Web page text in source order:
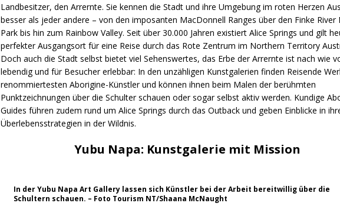
Landbesitzer, den Arrernte. Sie kennen die Stadt und ihre Umgebung im roten Herzen
besser als jeder andere – von den imposanten MacDonnell Ranges über den Finke River
Park bis hin zum Rainbow Valley. Seit über 30.000 Jahren existiert Alice Springs und gilt
perfekter Ausgangsort für eine Reise durch das Rote Zentrum im Northern Territory
Doch auch die Stadt selbst bietet viel Sehenswertes, das Erbe der Arrernte ist nach wie
lebendig und für Besucher erlebbar: In den unzähligen Kunstgalerien finden Reisende
renommiertesten Aborigine-Künstler und können ihnen beim Malen der berühmten
Punktzeichnungen über die Schulter schauen oder sogar selbst aktiv werden. Kundige
Guides führen zudem rund um Alice Springs durch das Outback und geben Einblicke in
Überlebensstrategien in der Wildnis.
Yubu Napa: Kunstgalerie mit Mission
In der Yubu Napa Art Gallery lassen sich Künstler bei der Arbeit bereitwillig über die
Schultern schauen. – Foto Tourism NT/Shaana McNaught